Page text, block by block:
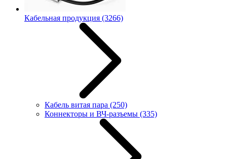
Кабельная продукция (3266)
Кабель витая пара (250)
Коннекторы и ВЧ-разъемы (335)